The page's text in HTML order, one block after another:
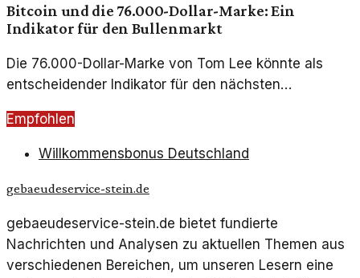
Bitcoin und die 76.000-Dollar-Marke: Ein
Indikator für den Bullenmarkt
Die 76.000-Dollar-Marke von Tom Lee könnte als
entscheidender Indikator für den nächsten
Marke und ihre Auswirkungen auf Anleger und
Märkte werden hier analysiert.
Empfohlen
Willkommensbonus Deutschland
gebaeudeservice-stein.de
gebaeudeservice-stein.de bietet fundierte
Nachrichten und Analysen zu aktuellen Themen aus
verschiedenen Bereichen, um unseren Lesern eine